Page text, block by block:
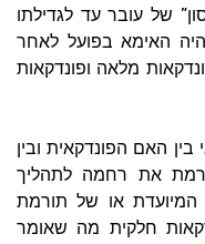
” של עובר עד לגדילתו
האימא בפועל לאחר
מלאה ופונדקאות
בין האם הפונדקאית ובין
את רחמה לתהליך
או של תורמת
חלקית מה שאומר